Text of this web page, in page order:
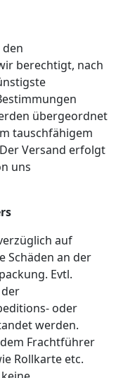
berechtigt, nach
übergeordnet
tauschfähigem
Versand erfolgt
uns
auf
Schäden an der
Evtl.
oder
werden.
Frachtführer
Rollkarte etc.